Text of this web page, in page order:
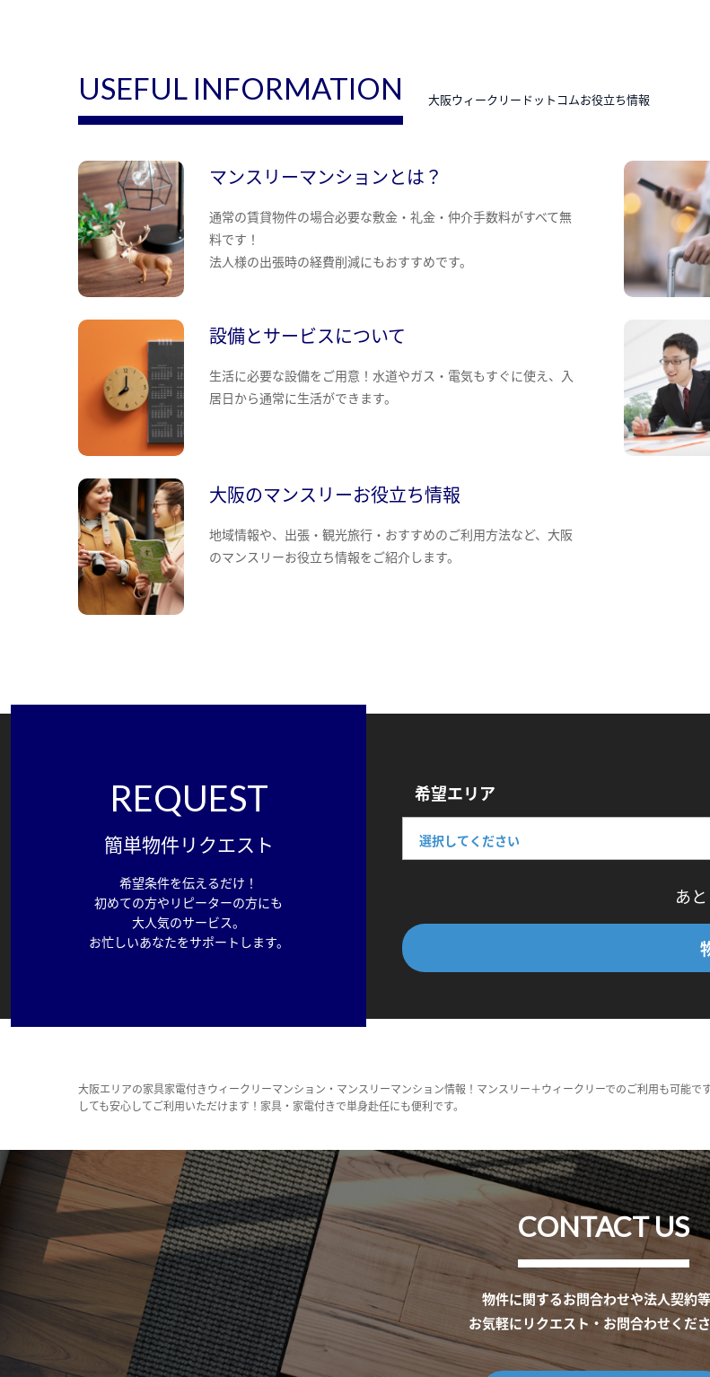
USEFUL INFORMATION 大阪ウィークリードットコムお役立ち情報
マンスリーマンションとは？
通常の賃貸物件の場合必要な敷金・礼金・仲介手数料がすべて無
料です！
法人様の出張時の経費削減にもおすすめです。
設備とサービスについて
生活に必要な設備をご用意！水道やガス・電気もすぐに使え、入
居日から通常に生活ができます。
大阪のマンスリーお役立ち情報
地域情報や、出張・観光旅行・おすすめのご利用方法など、大阪
のマンスリーお役立ち情報をご紹介します。
REQUEST
簡単物件リクエスト
希望条件を伝えるだけ！
初めての方やリピーターの方にも
大人気のサービス。
お忙しいあなたをサポートします。
希望エリア
あ
大阪エリアの家具家電付きウィークリーマンション・マンスリーマンション情報！マンスリー＋ウィークリーでのご利用も可能
しても安心してご利用いただけます！家具・家電付きで単身赴任にも便利です。
CONTACT US
物件に関するお問合わせや法人契約等
お気軽にリクエスト・お問合わせくださ